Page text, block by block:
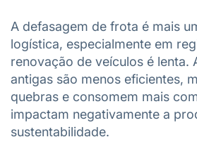
A defasagem de frota é mais
logística, especialmente em
renovação de veículos é lenta.
antigas são menos eficientes,
quebras e consomem mais
impactam negativamente a
sustentabilidade.